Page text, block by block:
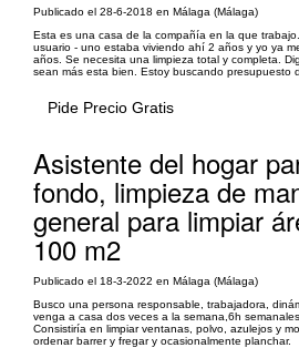
Publicado el 28-6-2018 en Málaga (Málaga)
Esta es una casa de la compañía en la que
usuario - uno estaba viviendo ahí 2 años y yo ya
años. Se necesita una limpieza total y completa.
sean más esta bien. Estoy buscando presupuesto
Pide Precio Gratis
Asistente del hogar
fondo, limpieza de
general para limpiar
100 m2
Publicado el 18-3-2022 en Málaga (Málaga)
Busco una persona responsable, trabajadora,
venga a casa dos veces a la semana,6h
Consistiría en limpiar ventanas, polvo, azulejos y
ordenar barrer y fregar y ocasionalmente planchar.